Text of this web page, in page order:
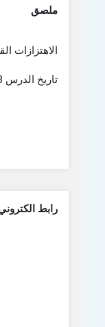
ملصق
الاهتزازات
تاريخ الدرس 8-5-2022
رابط